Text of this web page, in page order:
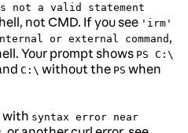
not a valid statement
not CMD. If you see 'irm'
or external command ,
Your prompt shows PS C:\
C:\ without the PS when
with syntax error near